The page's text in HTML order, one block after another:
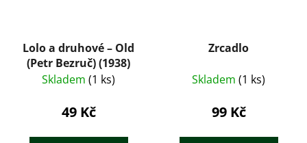
Lolo a druhové – Old
(Petr Bezruč) (1938)
Skladem (1 ks)
49 Kč
Zrcadlo
Skladem (1 ks)
99 Kč